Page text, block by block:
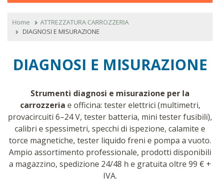
Home
ATTREZZATURA CARROZZERIA
DIAGNOSI E MISURAZIONE
DIAGNOSI E MISURAZIONE
Strumenti diagnosi e misurazione per la
carrozzeria e officina: tester elettrici (multimetri,
provacircuiti 6–24 V, tester batteria, mini tester fusibili),
calibri e spessimetri, specchi di ispezione, calamite e
torce magnetiche, tester liquido freni e pompa a vuoto.
Ampio assortimento professionale, prodotti disponibili
a magazzino, spedizione 24/48 h e gratuita oltre 99 € +
IVA.